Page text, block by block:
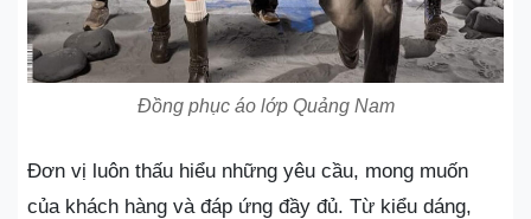
Đồng phục áo lớp Quảng Nam
Đơn vị luôn thấu hiểu những yêu cầu, mong muốn
của khách hàng và đáp ứng đầy đủ. Từ kiểu dáng,